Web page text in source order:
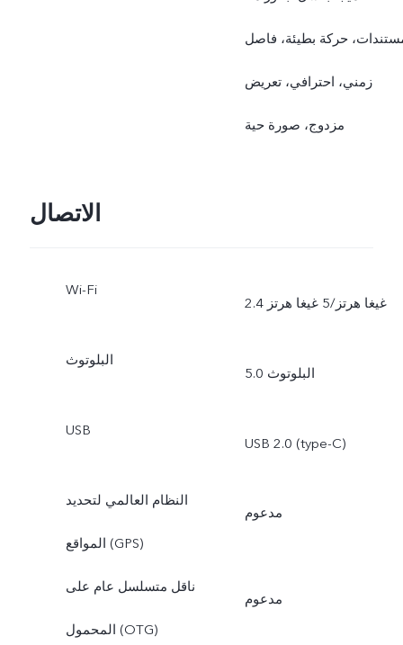
حركة بطيئة، فاصل
زمني، احترافي، تعريض
مزدوج، صورة حية
الاتصال
Wi-Fi
2.4 غيغا هرتز/5 غيغا هرتز
البلوتوث
البلوتوث 5.0
USB
USB 2.0 (type-C)
النظام العالمي لتحديد
المواقع (GPS)
مدعوم
ناقل متسلسل عام على
المحمول (OTG)
مدعوم